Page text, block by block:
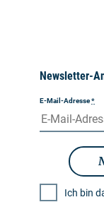
Newsletter-
E-Mail-Adresse*
Ich bin